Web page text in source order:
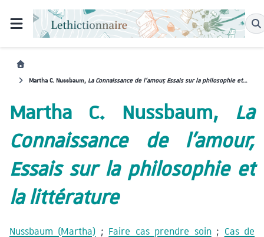
Martha C. Nussbaum, La Connaissance de l’amour, Essais sur la philosophie et la littérature
Martha C. Nussbaum, La
Connaissance de l’amour,
Essais sur la philosophie et
la littérature
Nussbaum (Martha) ; Faire cas prendre soin; Cas de